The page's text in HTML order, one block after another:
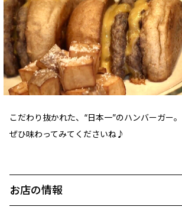
こだわり抜かれた、“日本一”のハンバーガー。
ぜひ味わってみてくださいね♪
お店の情報